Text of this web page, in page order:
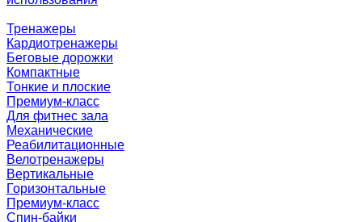
Тренажеры
Кардиотренажеры
Беговые дорожки
Компактные
Тонкие и плоские
Премиум-класс
Для фитнес зала
Механические
Реабилитационные
Велотренажеры
Вертикальные
Горизонтальные
Премиум-класс
Спин-байки